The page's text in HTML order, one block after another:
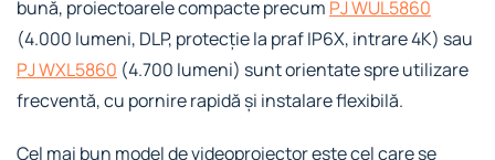
bună, proiectoarele compacte precum PJ WUL5860
(4.000 lumeni, DLP, protecție la praf IP6X, intrare 4K) sau
PJ WXL5860 (4.700 lumeni) sunt orientate spre utilizare
frecventă, cu pornire rapidă și instalare flexibilă.
Cel mai bun model de videoproiector este cel care se